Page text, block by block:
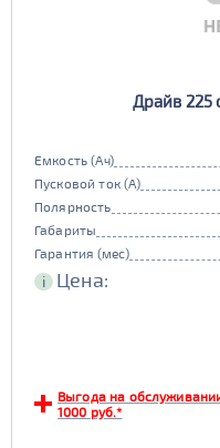
Драйв 225
Емкость (Ач)
Пусковой ток (А)
Полярность
Габариты
Гарантия (мес)
i Цена:
Выгода на
1000 руб.*